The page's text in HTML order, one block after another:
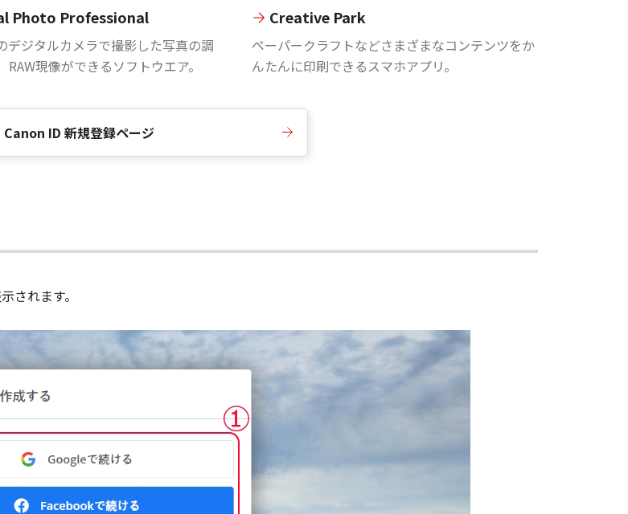
Photo Professional
デジタルカメラで撮影した写真の調
RAW現像ができるソフトウエア。
Creative Park
ペーパークラフトなどさまざまなコンテンツをか
んたんに印刷できるスマホアプリ。
Canon ID 新規登録ページ
されます。